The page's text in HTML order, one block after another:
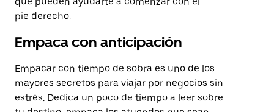
pie derecho.
Empaca con anticipación
Empacar con tiempo de sobra es uno de los
mayores secretos para viajar por negocios sin
estrés. Dedica un poco de tiempo a leer sobre